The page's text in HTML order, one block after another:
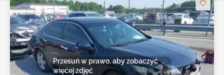
Przesuń w prawo, aby zobaczyć
więcej zdjęć